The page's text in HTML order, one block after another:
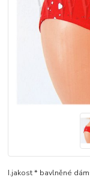
I.jakost * bavlněné